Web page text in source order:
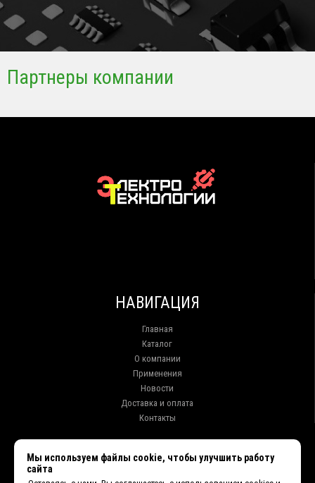
Партнеры компании
НАВИГАЦИЯ
Главная
Каталог
О компании
Применения
Новости
Доставка и оплата
Контакты
Мы используем файлы cookie, чтобы улучшить работу
сайта